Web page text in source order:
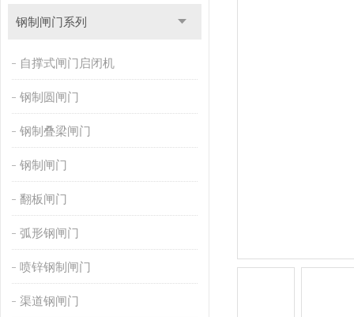
钢制闸门系列
自撑式闸门启闭机
钢制圆闸门
钢制叠梁闸门
钢制闸门
翻板闸门
弧形钢闸门
喷锌钢制闸门
渠道钢闸门